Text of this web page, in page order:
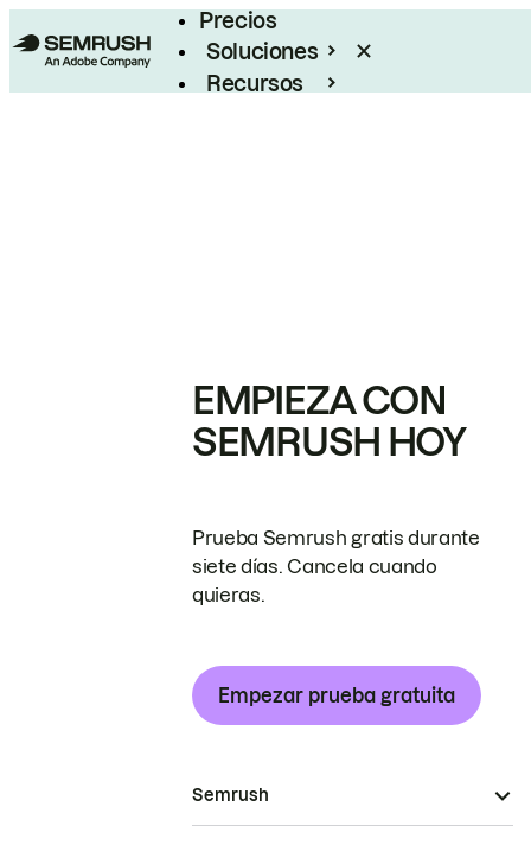
Precios
Soluciones
Recursos
EMPIEZA CON
SEMRUSH HOY
Prueba Semrush gratis durante
siete días. Cancela cuando
quieras.
Empezar prueba gratuita
Semrush